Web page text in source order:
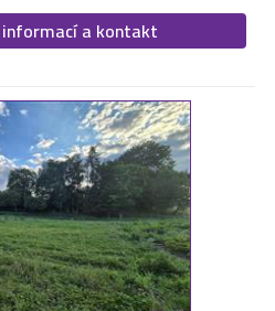
a kontakt